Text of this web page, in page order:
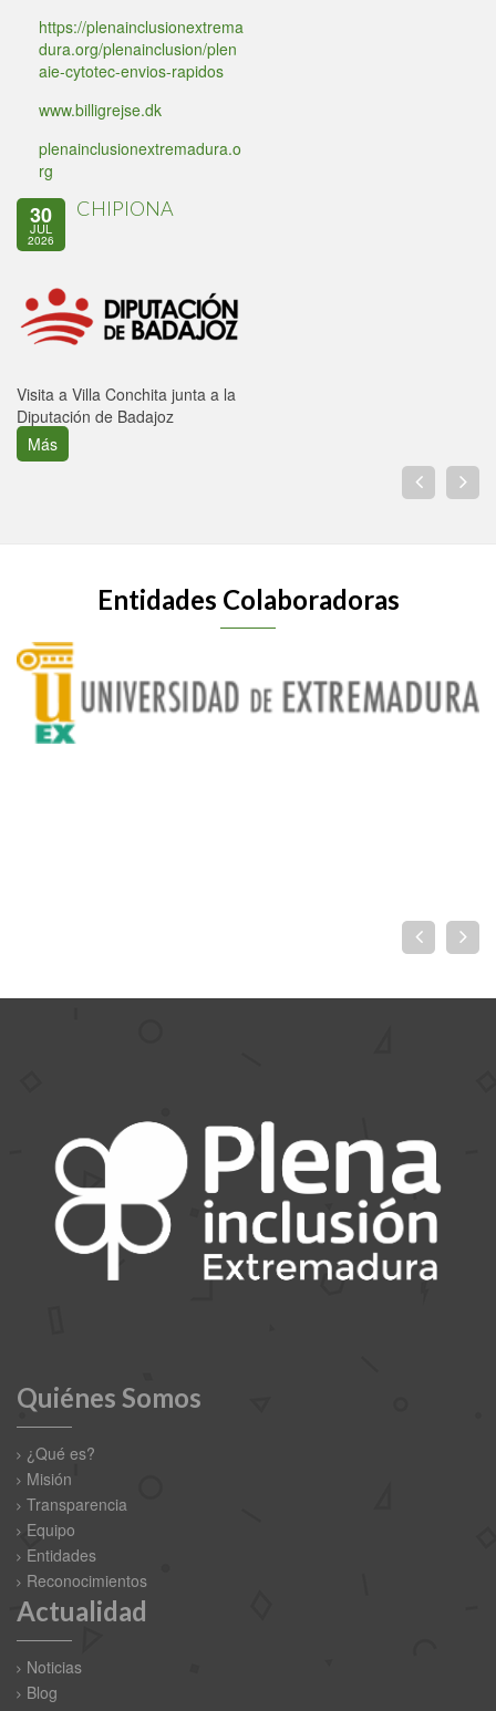
https://plenainclusionextrema
dura.org/plenainclusion/plen
aie-cytotec-envios-rapidos
www.billigrejse.dk
plenainclusionextremadura.o
rg
30
JUL
2026
CHIPIONA
Visita a Villa Conchita junta a la
Diputación de Badajoz
Más
Entidades Colaboradoras
Quiénes Somos
¿Qué es?
Misión
Transparencia
Equipo
Entidades
Reconocimientos
Actualidad
Noticias
Blog